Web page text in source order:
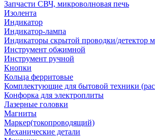
Запчасти СВЧ, микроволновая печь
Изолента
Индикатор
Индикатор-лампа
Индикаторы скрытой проводки/детектор
Инструмент обжимной
Инструмент ручной
Кнопки
Кольца ферритовые
Комплектующие для бытовой техники
Конфорка для электроплиты
Лазерные головки
Магниты
Маркер(токопроводящий)
Механические детали